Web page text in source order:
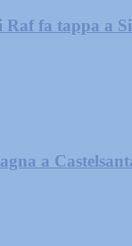
Raf fa tappa a
a